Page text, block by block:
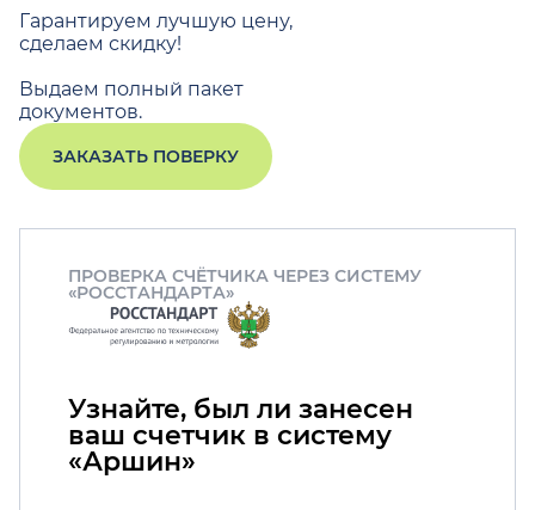
Гарантируем лучшую цену,
сделаем скидку!
Выдаем полный пакет
документов.
ЗАКАЗАТЬ ПОВЕРКУ
ПРОВЕРКА СЧЁТЧИКА ЧЕРЕЗ СИСТЕМУ
«РОССТАНДАРТА»
Узнайте, был ли занесен
ваш счетчик в систему
«Аршин»